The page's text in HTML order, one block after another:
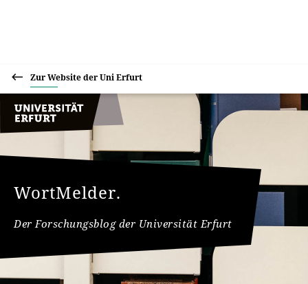
Zur Website der Uni Erfurt
WortMelder.
Der Forschungsblog der Universität Erfurt